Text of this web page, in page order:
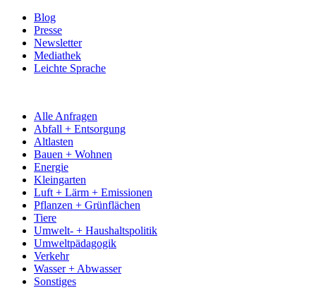
Blog
Presse
Newsletter
Mediathek
Leichte Sprache
Alle Anfragen
Abfall + Entsorgung
Altlasten
Bauen + Wohnen
Energie
Kleingarten
Luft + Lärm + Emissionen
Pflanzen + Grünflächen
Tiere
Umwelt- + Haushaltspolitik
Umweltpädagogik
Verkehr
Wasser + Abwasser
Sonstiges